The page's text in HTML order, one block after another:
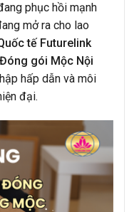
phục hồi mạnh
mở ra cho lao
tế Futurelink
Đóng gói Mộc Nội
hấp dẫn và môi
đại.